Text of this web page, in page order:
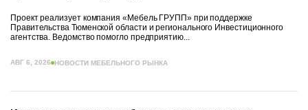
Проект реализует компания «Мебель ГРУПП» при поддержке
Правительства Тюменской области и регионального Инвестиционного
агентства. Ведомство помогло предприятию...
АВГ 6, 2026 НОВОСТИ МЕБЕЛЬНОГО РЫНКА